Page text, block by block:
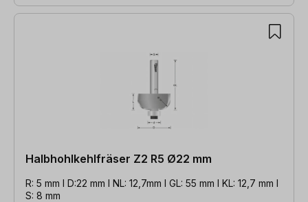
Halbhohlkehlfräser Z2 R5 Ø22 mm
R: 5 mm l D:22 mm l NL: 12,7mm l GL: 55 mm l KL: 12,7 mm l
S: 8 mm